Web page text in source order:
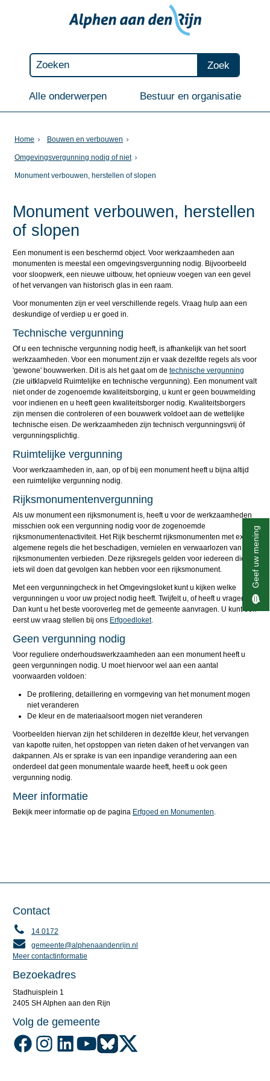
Zoek
Alle onderwerpen Bestuur en organisatie
Home Bouwen en verbouwen
Omgevingsvergunning nodig of niet
Monument verbouwen, herstellen of slopen
Monument verbouwen, herstellen
of slopen
Een monument is een beschermd object. Voor werkzaamheden aan
monumenten is meestal een omgevingsvergunning nodig. Bijvoorbeeld
voor sloopwerk, een nieuwe uitbouw, het opnieuw voegen van een gevel
of het vervangen van historisch glas in een raam.
Voor monumenten zijn er veel verschillende regels. Vraag hulp aan een
deskundige of verdiep u er goed in.
Technische vergunning
Of u een technische vergunning nodig heeft, is afhankelijk van het soort
werkzaamheden. Voor een monument zijn er vaak dezelfde regels als voor
'gewone' bouwwerken. Dit is als het gaat om de technische vergunning
(zie uitklapveld Ruimtelijke en technische vergunning). Een monument valt
niet onder de zogenoemde kwaliteitsborging, u kunt er geen bouwmelding
voor indienen en u heeft geen kwaliteitsborger nodig. Kwaliteitsborgers
zijn mensen die controleren of een bouwwerk voldoet aan de wettelijke
technische eisen. De werkzaamheden zijn technisch vergunningsvrij óf
vergunningsplichtig.
Ruimtelijke vergunning
Voor werkzaamheden in, aan, op of bij een monument heeft u bijna altijd
een ruimtelijke vergunning nodig.
Rijksmonumentenvergunning
Als uw monument een rijksmonument is, heeft u voor de werkzaamheden
misschien ook een vergunning nodig voor de zogenoemde
rijksmonumentenactiviteit. Het Rijk beschermt rijksmonumenten met extra,
algemene regels die het beschadigen, vernielen en verwaarlozen van
rijksmonumenten verbieden. Deze rijksregels gelden voor iedereen die
iets wil doen dat gevolgen kan hebben voor een rijksmonument.
Met een vergunningcheck in het Omgevingsloket kunt u kijken welke
vergunningen u voor uw project nodig heeft. Twijfelt u, of heeft u vragen?
Dan kunt u het beste vooroverleg met de gemeente aanvragen. U kunt ook
eerst uw vraag stellen bij ons Erfgoedloket.
Geen vergunning nodig
Voor reguliere onderhoudswerkzaamheden aan een monument heeft u
geen vergunningen nodig. U moet hiervoor wel aan een aantal
voorwaarden voldoen:
De profilering, detaillering en vormgeving van het monument mogen
niet veranderen
De kleur en de materiaalsoort mogen niet veranderen
Voorbeelden hiervan zijn het schilderen in dezelfde kleur, het vervangen
van kapotte ruiten, het opstoppen van rieten daken of het vervangen van
dakpannen. Als er sprake is van een inpandige verandering aan een
onderdeel dat geen monumentale waarde heeft, heeft u ook geen
vergunning nodig.
Meer informatie
Bekijk meer informatie op de pagina Erfgoed en Monumenten.
Contact
14 0172
gemeente@alphenaandenrijn.nl
Meer contactinformatie
Bezoekadres
Stadhuisplein 1
2405 SH Alphen aan den Rijn
Volg de gemeente
Volg de gemeente Alphen aan den Rijn op Facebook
Volg de gemeente Alphen aan den Rijn op Instagram
Volg de gemeente Alphen aan den Rijn op LinkedIn
Volg de gemeente Alphen aan den Rijn op YouTube
Volg de gemeente Alphen aan den Rijn op
Geef uw mening